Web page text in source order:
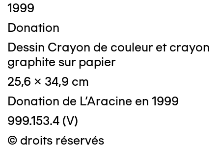
1999
Donation
Dessin Crayon de couleur et crayon
graphite sur papier
25,6 x 34,9 cm
Donation de L'Aracine en 1999
999.153.4 (V)
© droits réservés